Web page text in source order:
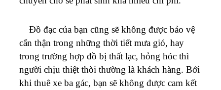
Đồ đạc của bạn cũng sẽ không được bảo vệ
cẩn thận trong những thời tiết mưa gió, hay
trong trường hợp đồ bị thất lạc, hỏng hóc thì
người chịu thiệt thòi thường là khách hàng. Bởi
khi thuê xe ba gác, bạn sẽ không được cam kết